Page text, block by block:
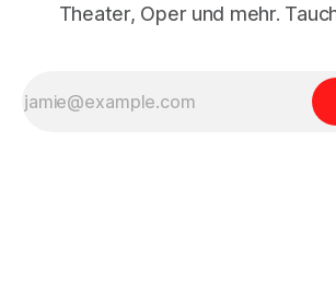
Theater, Oper und mehr.